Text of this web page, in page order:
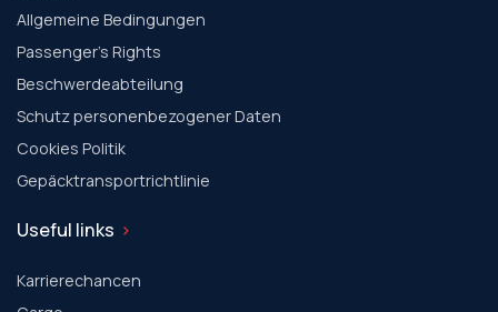
Allgemeine Bedingungen
Passenger's Rights
Beschwerdeabteilung
Schutz personenbezogener Daten
Cookies Politik
Gepäcktransportrichtlinie
Useful links
Karrierechancen